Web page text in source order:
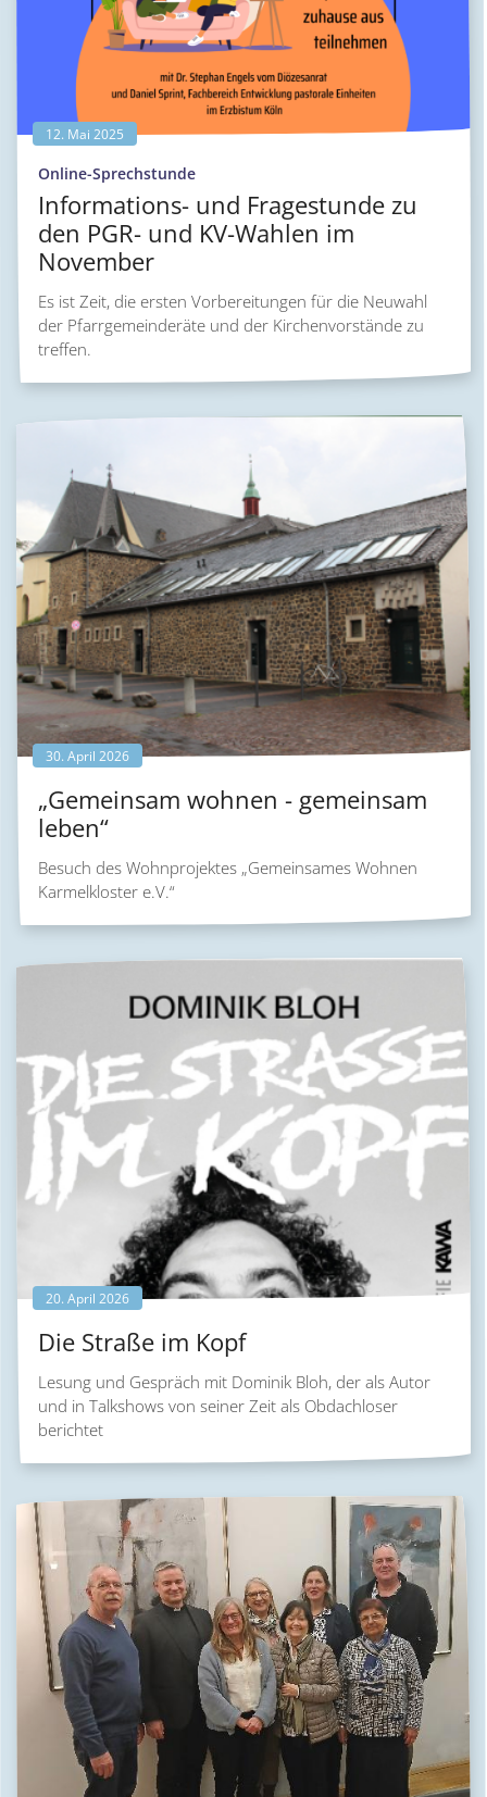
Online-Sprechstunde:
Informations- und Fragestunde zu
den PGR- und KV-Wahlen im
November
12. Mai 2025
Es ist Zeit, die ersten Vorbereitungen für die Neuwahl
der Pfarrgemeinderäte und der Kirchenvorstände zu
treffen.
„Gemeinsam wohnen - gemeinsam
leben“
30. April 2026
Besuch des Wohnprojektes „Gemeinsames Wohnen
Karmelkloster e.V.“
Die Straße im Kopf
20. April 2026
Lesung und Gespräch mit Dominik Bloh, der als Autor
und in Talkshows von seiner Zeit als Obdachloser
berichtet